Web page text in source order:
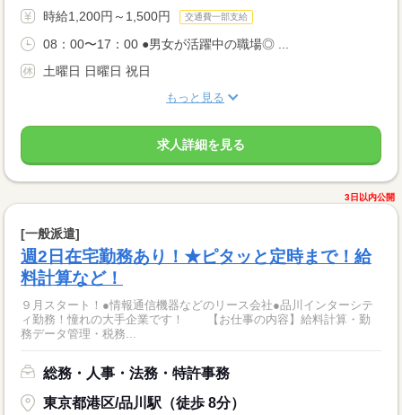
時給1,200円～1,500円 交通費一部支給
08：00〜17：00 ●男女が活躍中の職場◎ ...
土曜日 日曜日 祝日
もっと見る
求人詳細を見る
3日以内公開
[一般派遣]
週2日在宅勤務あり！★ピタッと定時まで！給
料計算など！
９月スタート！●情報通信機器などのリース会社●品川インターシテ
ィ勤務！憧れの大手企業です！ 【お仕事の内容】給料計算・勤
務データ管理・税務...
総務・人事・法務・特許事務
東京都港区/品川駅（徒歩 8分）